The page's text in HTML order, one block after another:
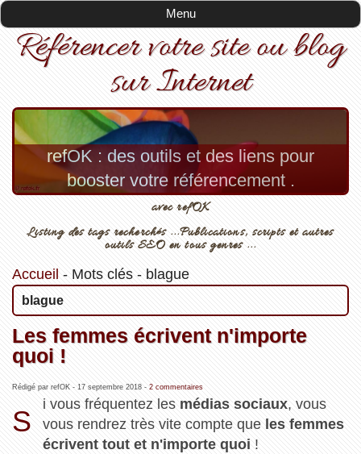
Menu
Référencer votre site ou blog
sur Internet
refOK : des outils et des liens pour
booster votre référencement .
avec refOK
Listing des tags recherchés ...Publications, scripts et autres
outils SEO en tous genres ...
Accueil - Mots clés- blague
blague
Les femmes écrivent n'importe
quoi !
Rédigé par refOK - 17 septembre 2018- 2 commentaires
S
i vous fréquentez les médias sociaux, vous
vous rendrez très vite compte que les femmes
écrivent tout et n'importe quoi !